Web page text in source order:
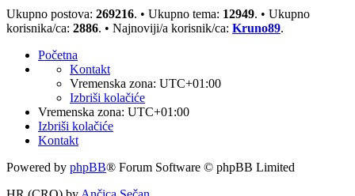
Ukupno postova: 269216. • Ukupno tema: 12949. • Ukupno
korisnika/ca: 2886. • Najnoviji/a korisnik/ca: Kruno89.
Početna
Kontakt
Vremenska zona: UTC+01:00
Izbriši kolačiće
Vremenska zona: UTC+01:00
Izbriši kolačiće
Kontakt
Powered by phpBB® Forum Software © phpBB Limited